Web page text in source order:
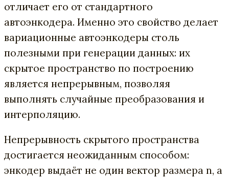
отличает его от стандартного
автоэнкодера. Именно это свойство делает
вариационные автоэнкодеры столь
полезными при генерации данных: их
скрытое пространство по построению
является непрерывным, позволяя
выполнять случайные преобразования и
интерполяцию.
Непрерывность скрытого пространства
достигается неожиданным способом:
энкодер выдаёт не один вектор размера n, а